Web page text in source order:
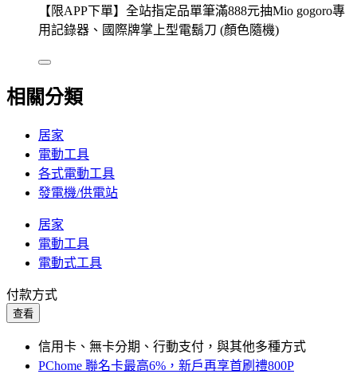
【限APP下單】全站指定品單筆滿888元抽Mio gogoro專
用記錄器、國際牌掌上型電鬍刀 (顏色隨機)
相關分類
居家
電動工具
各式電動工具
發電機/供電站
居家
電動工具
電動式工具
付款方式
查看
信用卡、無卡分期、行動支付，與其他多種方式
PChome 聯名卡最高6%，新戶再享首刷禮800P